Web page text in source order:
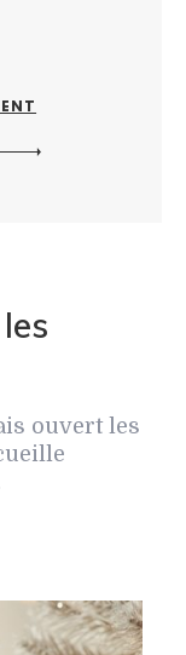
ouvert les